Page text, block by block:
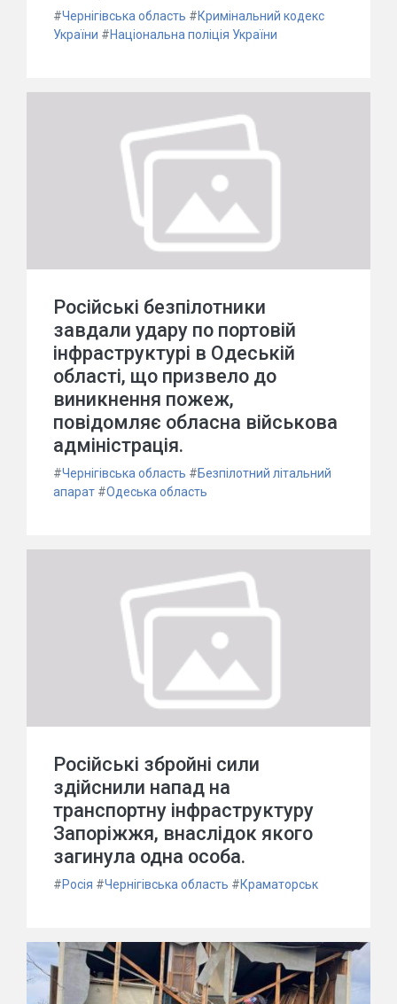
#Чернігівська область #Кримінальний кодекс
України #Національна поліція України
Російські безпілотники
завдали удару по портовій
інфраструктурі в Одеській
області, що призвело до
виникнення пожеж,
повідомляє обласна військова
адміністрація.
#Чернігівська область #Безпілотний літальний
апарат #Одеська область
Російські збройні сили
здійснили напад на
транспортну інфраструктуру
Запоріжжя, внаслідок якого
загинула одна особа.
#Росія #Чернігівська область #Краматорськ